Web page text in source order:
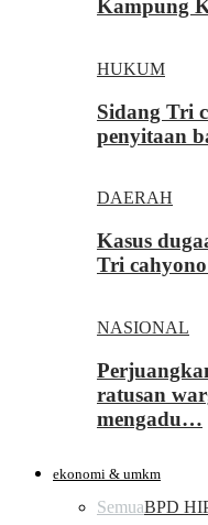
Kampung
HUKUM
Sidang Tri
penyitaan
DAERAH
Kasus
Tri
NASIONAL
ratusan
mengadu…
ekonomi & umkm
SemuaBPD